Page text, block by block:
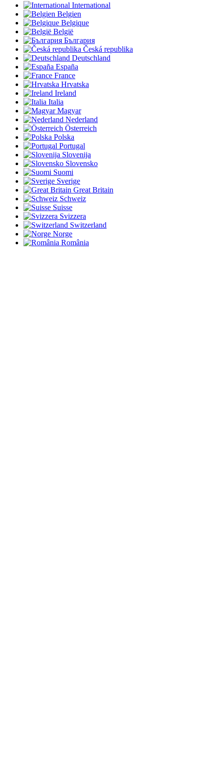
International
Belgien
Belgique
België
България
Česká republika
Deutschland
España
France
Hrvatska
Ireland
Italia
Magyar
Nederland
Österreich
Polska
Portugal
Slovenija
Slovensko
Suomi
Sverige
Great Britain
Schweiz
Suisse
Svizzera
Switzerland
Norge
România